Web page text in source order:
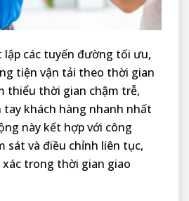
lập các tuyến đường tối ưu,
tiện vận tải theo thời gian
thiểu thời gian chậm trễ,
tay khách hàng nhanh nhất
này kết hợp với công
sát và điều chỉnh liên tục,
trong thời gian giao